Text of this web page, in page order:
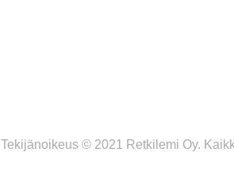
Tekijänoikeus © 2021 Retkilemi Oy.